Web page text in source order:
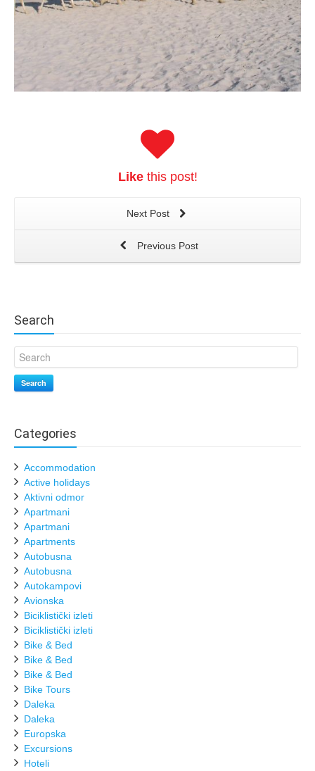
Likethis post!
Next Post
Previous Post
Search
Search
Categories
Accommodation
Active holidays
Aktivni odmor
Apartmani
Apartmani
Apartments
Autobusna
Autobusna
Autokampovi
Avionska
Biciklistički izleti
Biciklistički izleti
Bike & Bed
Bike & Bed
Bike & Bed
Bike Tours
Daleka
Daleka
Europska
Excursions
Hoteli